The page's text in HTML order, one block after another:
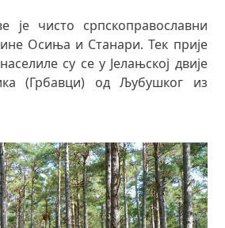
је чисто српскоправославни
Осиња и Станари. Тек прије
су се у Јелањској двије
(Грбавци) од Љубушког из